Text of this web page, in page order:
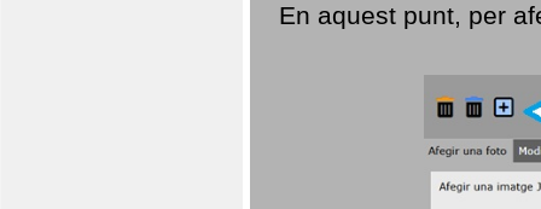
En aquest punt, per